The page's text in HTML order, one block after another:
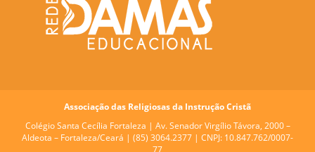
Associação das Religiosas da Instrução Cristã
Colégio Santa Cecília Fortaleza | Av. Senador Virgílio Távora, 2000 –
Aldeota – Fortaleza/Ceará | (85) 3064.2377 | CNPJ: 10.847.762/0007-
77